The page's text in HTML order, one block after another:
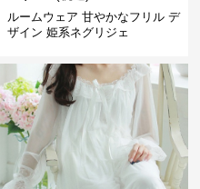
ルームウェア 甘やかなフリル デ
ザイン 姫系ネグリジェ